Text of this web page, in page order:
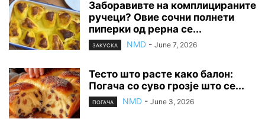
Заборавивте на комплицираните
ручеци? Овие сочни полнети
пиперки од рерна се...
ЗАКУСКА NMD - June 7, 2026
Тесто што расте како балон:
Погача со суво грозје што се...
ПОГАЧА NMD - June 3, 2026